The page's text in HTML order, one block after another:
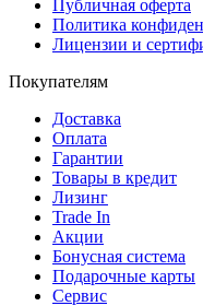
Публичная оферта
Политика
Лицензии и
Покупателям
Доставка
Оплата
Гарантии
Товары в кредит
Лизинг
Trade In
Акции
Бонусная система
Подарочные карты
Сервис